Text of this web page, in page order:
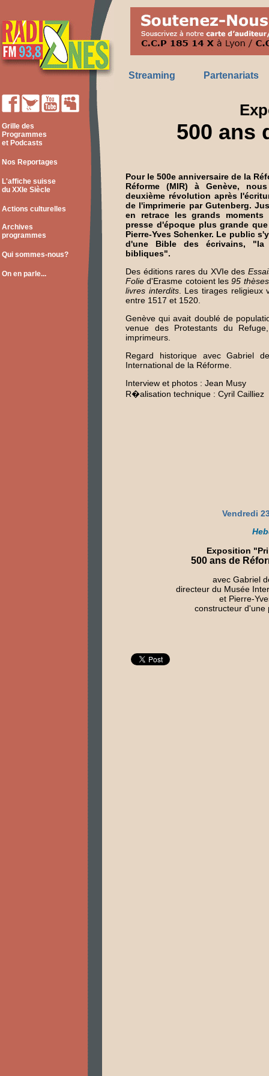
Streaming Partenariats
Grille des
Programmes
et Podcasts
Nos Reportages
L'affiche suisse
du XXIe Siècle
Actions culturelles
Archives
programmes
Qui sommes-nous?
On en parle...
500 ans
Pour le 500e anniversaire de la
Réforme (MIR) à Genève,
deuxième révolution après
de l'imprimerie par Gutenberg.
en retrace les grands moments
presse d'époque plus grande
Pierre-Yves Schenker. Le public
d'une Bible des écrivains,
bibliques".
Des éditions rares du XVIe des
Folie d'Erasme cotoient les95
livres interdits. Les tirages religieux
entre 1517 et 1520.
Genève qui avait doublé de
venue des Protestants du
imprimeurs.
Regard historique avec Gabriel
International de la Réforme.
Interview et photos : Jean Musy
R�alisation technique : Cyril Cailliez
Vendredi
Exposition
500 ans de
avec Gabriel
directeur du Musée
et Pierre-
constructeur d'une